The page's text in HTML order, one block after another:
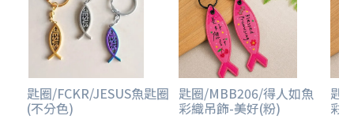
匙圈/FCKR/JESUS魚匙圈
(不分色)
匙圈/MBB206/得人如魚
彩織吊飾-美好(粉)
匙
彩